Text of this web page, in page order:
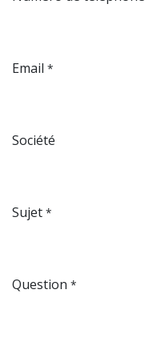
Email *
Société
Sujet *
Question *